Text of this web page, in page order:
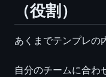
（役割）
あくまでテンプレの
自分のチームに合わ